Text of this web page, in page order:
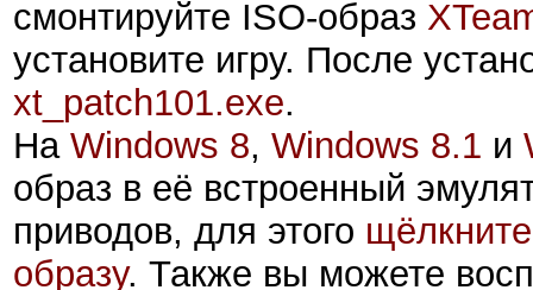
смонтируйте ISO-образ
установите игру. После
xt_patch101.exe.
На Windows 8, Windows 8.1 и
образ в её встроенный
приводов, для этого
образу. Также вы можете